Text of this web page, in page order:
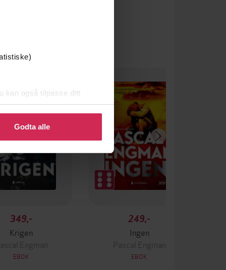
kan også tilpasse ditt
eller endre ditt samtykke.
Godta alle
349,-
Krigen
Engman
EBOK
249,-
Ingen
Pascal Engman
EBOK